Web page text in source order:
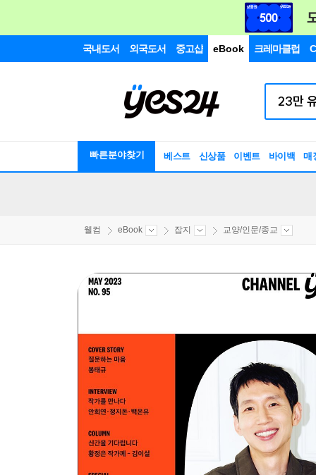
국내도서 외국도서 중고샵 eBook 크레마클럽
빠른분야찾기 베스트 신상품 이벤트 바이백 매
웰컴 eBook 잡지 교양/인문/종교